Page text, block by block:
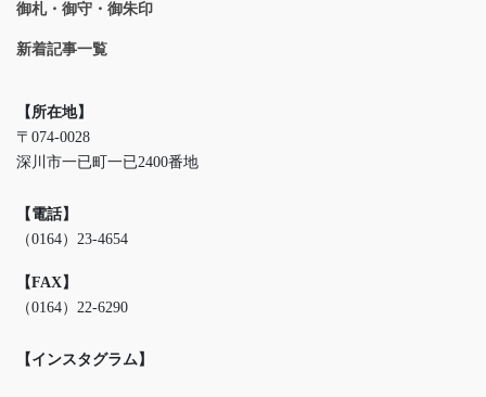
御札・御守・御朱印
新着記事一覧
【所在地】
〒074-0028
深川市一已町一已2400番地
【電話】
（0164）23-4654
【FAX】
（0164）22-6290
【インスタグラム】